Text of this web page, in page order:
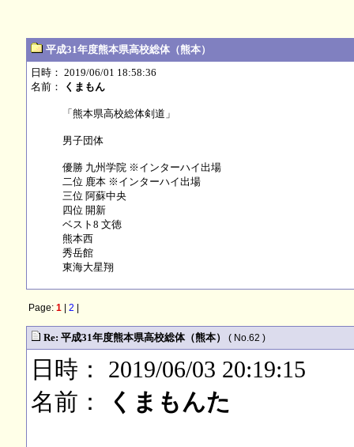
平成31年度熊本県高校総体（熊本）
日時： 2019/06/01 18:58:36
名前：
くまもん
「熊本県高校総体剣道」
男子団体
優勝 九州学院 ※インターハイ出場
二位 鹿本 ※インターハイ出場
三位 阿蘇中央
四位 開新
ベスト8 文徳
熊本西
秀岳館
東海大星翔
Page: 1| 2
Re: 平成31年度熊本県高校総体（熊本） ( No.62 )
日時： 2019/06/03 20:19:15
名前：
くまもんた